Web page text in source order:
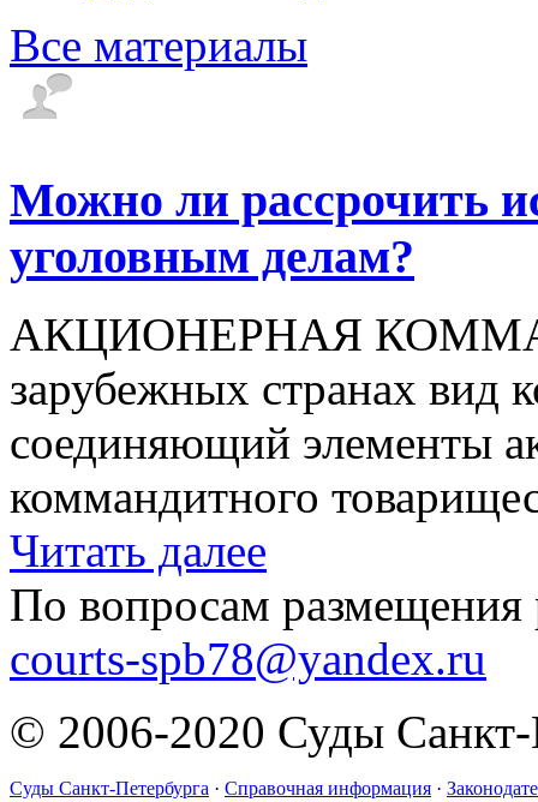
Все материалы
Можно ли рассрочить
уголовным делам?
АКЦИОНЕРНАЯ
зарубежных странах вид
соединяющий элементы
коммандитного
Читать далее
По вопросам размещения
courts-spb78@yandex.ru
© 2006-2020 Суды Санкт-
Суды Санкт-Петербурга · Справочная информация ·